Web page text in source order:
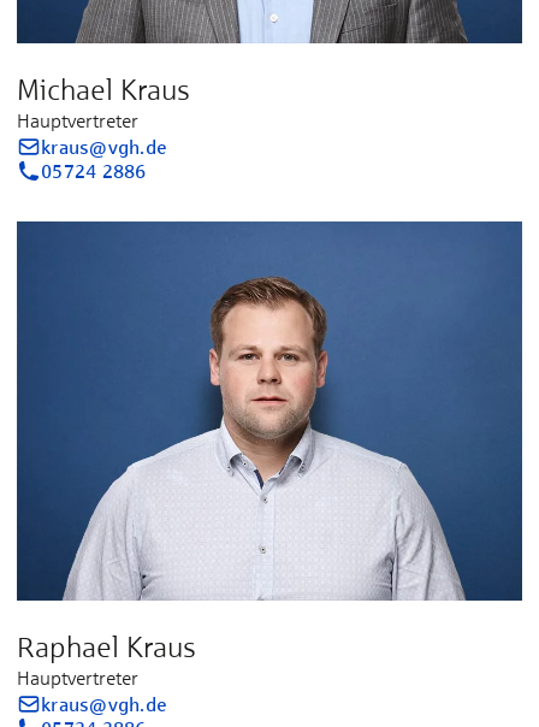
Michael Kraus
Hauptvertreter
kraus@vgh.de
05724 2886
Raphael Kraus
Hauptvertreter
kraus@vgh.de